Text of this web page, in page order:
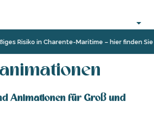
Risiko in Charente-Maritime – hier finden
Organisieren
Aktivitäten
und
Veranstaltungen,
Kinderanimationen
Animationen für Groß und